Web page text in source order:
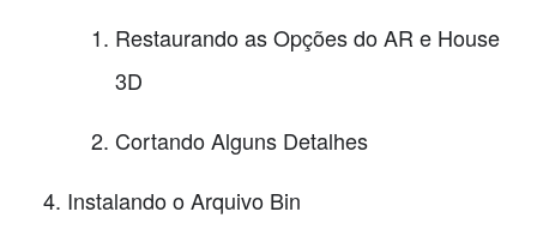
Restaurando as Opções do AR e House
3D
Cortando Alguns Detalhes
Instalando o Arquivo Bin